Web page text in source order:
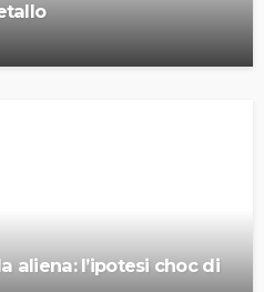
aliena: l’ipotesi choc di